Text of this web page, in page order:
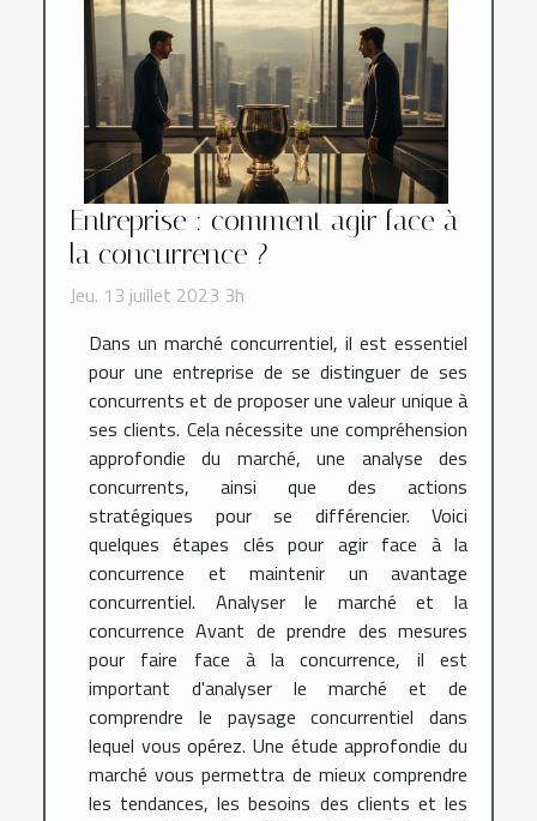
Entreprise : comment agir face à
la concurrence ?
Jeu. 13 juillet 2023 3h
Dans un marché concurrentiel, il est essentiel
pour une entreprise de se distinguer de ses
concurrents et de proposer une valeur unique à
ses clients. Cela nécessite une compréhension
approfondie du marché, une analyse des
concurrents, ainsi que des actions
stratégiques pour se différencier. Voici
quelques étapes clés pour agir face à la
concurrence et maintenir un avantage
concurrentiel. Analyser le marché et la
concurrence Avant de prendre des mesures
pour faire face à la concurrence, il est
important d'analyser le marché et de
comprendre le paysage concurrentiel dans
lequel vous opérez. Une étude approfondie du
marché vous permettra de mieux comprendre
les tendances, les besoins des clients et les